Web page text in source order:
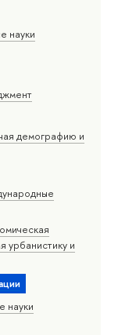
науки
демографию и
урбанистику и
науки